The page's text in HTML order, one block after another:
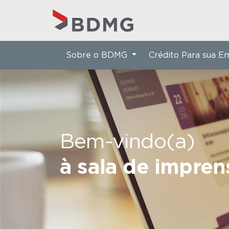
Bem-vindo(a)
à sala de
Sobre o BDMG Crédito Para sua